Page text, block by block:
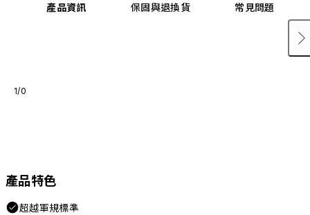
產品資訊 保固與退換貨 常見問題
1/0
產品特色
超越軍規標準